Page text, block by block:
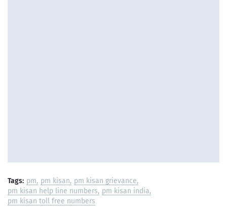
Tags: pm pm kisan pm kisan grievance
pm kisan help line numbers pm kisan india
pm kisan toll free numbers